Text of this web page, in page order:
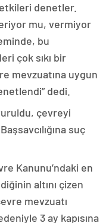
denetler.
mu, vermiyor
bu
çok sıkı bir
mevzuatına uygun
dedi.
çevreyi
suç
Kanunu’ndaki en
altını çizen
mevzuatı
3 ay kapısına